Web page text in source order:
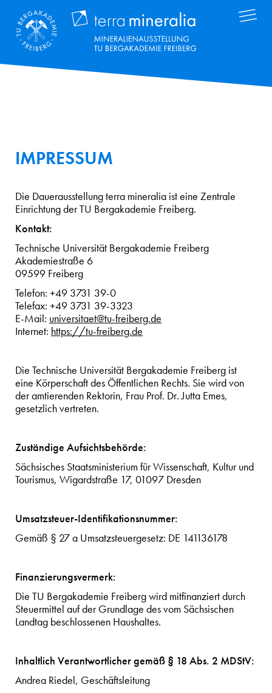
hlavnímu
obsahu
Terra
IMPRESSUM
Die Dauerausstellung terra mineralia ist eine Zentrale
Einrichtung der TU Bergakademie Freiberg.
Kontakt:
Technische Universität Bergakademie Freiberg
Akademiestraße 6
09599 Freiberg
Telefon: +49 3731 39-0
Telefax: +49 3731 39-3323
E-Mail: universitaet@tu-freiberg.de
Internet: https://tu-freiberg.de
Die Technische Universität Bergakademie Freiberg ist
eine Körperschaft des Öffentlichen Rechts. Sie wird von
der amtierenden Rektorin, Frau Prof. Dr. Jutta Emes,
gesetzlich vertreten.
Zuständige Aufsichtsbehörde:
Sächsisches Staatsministerium für Wissenschaft, Kultur und
Tourismus, Wigardstraße 17, 01097 Dresden
Umsatzsteuer-Identifikationsnummer:
Gemäß § 27 a Umsatzsteuergesetz: DE 141136178
Finanzierungsvermerk:
Die TU Bergakademie Freiberg wird mitfinanziert durch
Steuermittel auf der Grundlage des vom Sächsischen
Landtag beschlossenen Haushaltes.
Inhaltlich Verantwortlicher gemäß § 18 Abs. 2 MDStV:
Andrea Riedel, Geschäftsleitung